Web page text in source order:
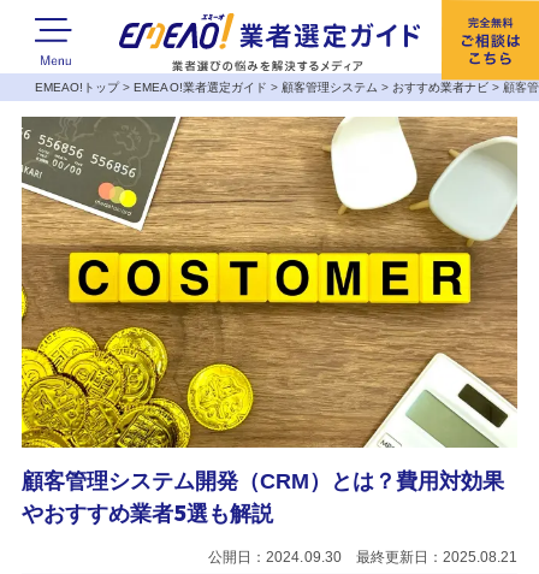
EMEAO!トップ>EMEAO!業者選定ガイド > 顧客管理システム > おすすめ業者ナビ > 顧客
顧客管理システム開発（CRM）とは？費用対効果
やおすすめ業者5選も解説
公開日：2024.09.30 最終更新日：2025.08.21